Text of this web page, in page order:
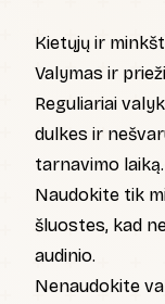
Kietųjų ir
Valymas ir
Reguliariai
dulkes ir
tarnavimo laiką.
Naudokite tik
šluostes, kad
audinio.
Nenaudokite